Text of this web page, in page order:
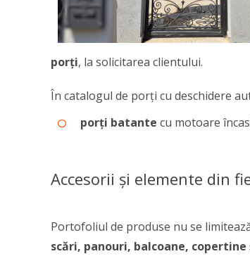
porți, la solicitarea clientului.
În catalogul de porţi cu deschidere
porți batante cu motoare
Accesorii și elemente din
Portofoliul de produse nu se
scări, panouri, balcoane,